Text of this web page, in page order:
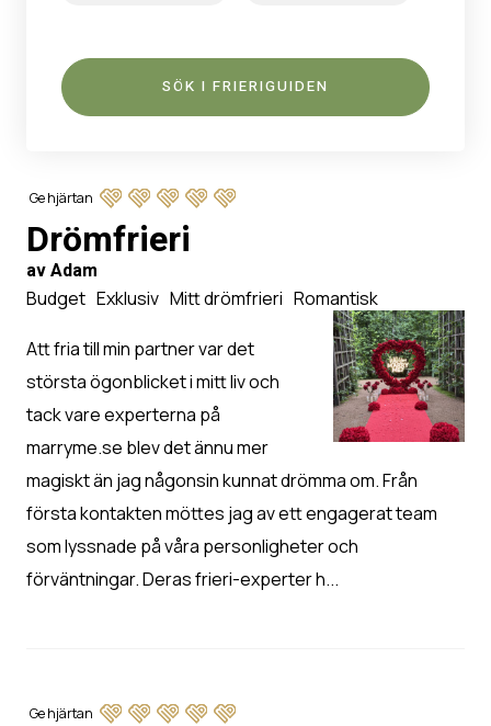
Ge hjärtan
Drömfrieri
av Adam
Budget Exklusiv Mitt drömfrieri Romantisk
Att fria till min partner var det
största ögonblicket i mitt liv och
tack vare experterna på
marryme.se blev det ännu mer
magiskt än jag någonsin kunnat drömma om. Från
första kontakten möttes jag av ett engagerat team
som lyssnade på våra personligheter och
förväntningar. Deras frieri-experter h...
Ge hjärtan